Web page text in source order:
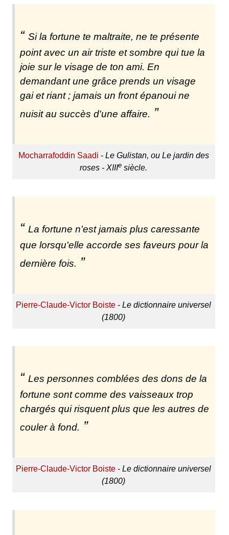
Si la fortune te maltraite, ne te présente
point avec un air triste et sombre qui tue la
joie sur le visage de ton ami. En
demandant une grâce prends un visage
gai et riant ; jamais un front épanoui ne
nuisit au succès d'une affaire.
Mocharrafoddin Saadi - Le Gulistan, ou Le jardin des
roses - XIIIe siècle.
La fortune n'est jamais plus caressante
que lorsqu'elle accorde ses faveurs pour la
dernière fois.
Pierre-Claude-Victor Boiste -Le dictionnaire universel
(1800)
Les personnes comblées des dons de la
fortune sont comme des vaisseaux trop
chargés qui risquent plus que les autres de
couler à fond.
Pierre-Claude-Victor Boiste -Le dictionnaire universel
(1800)